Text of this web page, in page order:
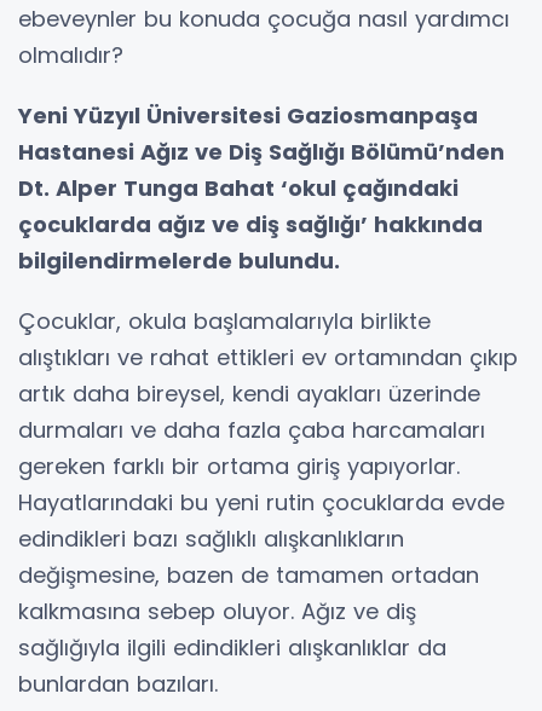
ebeveynler bu konuda çocuğa nasıl yardımcı
olmalıdır?
Yeni Yüzyıl Üniversitesi Gaziosmanpaşa
Hastanesi Ağız ve Diş Sağlığı Bölümü’nden
Dt. Alper Tunga Bahat ‘okul çağındaki
çocuklarda ağız ve diş sağlığı’ hakkında
bilgilendirmelerde bulundu.
Çocuklar, okula başlamalarıyla birlikte
alıştıkları ve rahat ettikleri ev ortamından çıkıp
artık daha bireysel, kendi ayakları üzerinde
durmaları ve daha fazla çaba harcamaları
gereken farklı bir ortama giriş yapıyorlar.
Hayatlarındaki bu yeni rutin çocuklarda evde
edindikleri bazı sağlıklı alışkanlıkların
değişmesine, bazen de tamamen ortadan
kalkmasına sebep oluyor. Ağız ve diş
sağlığıyla ilgili edindikleri alışkanlıklar da
bunlardan bazıları.